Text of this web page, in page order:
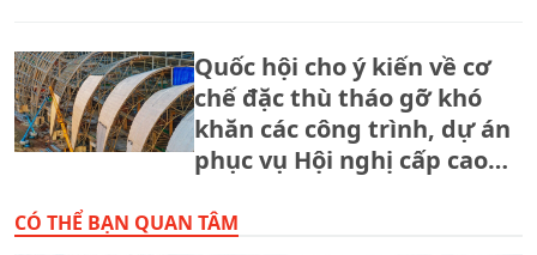
Quốc hội cho ý kiến về cơ
chế đặc thù tháo gỡ khó
khăn các công trình, dự án
phục vụ Hội nghị cấp cao
CÓ THỂ BẠN QUAN TÂM